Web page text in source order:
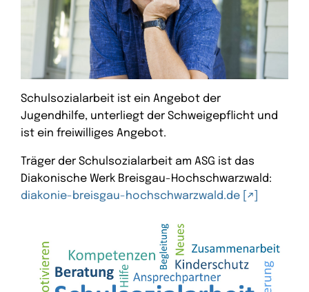
Schulsozialarbeit ist ein Angebot der
Jugendhilfe, unterliegt der Schweigepflicht und
ist ein freiwilliges Angebot.
Träger der Schulsozialarbeit am ASG ist das
Diakonische Werk Breisgau-Hochschwarzwald:
diakonie-breisgau-hochschwarzwald.de